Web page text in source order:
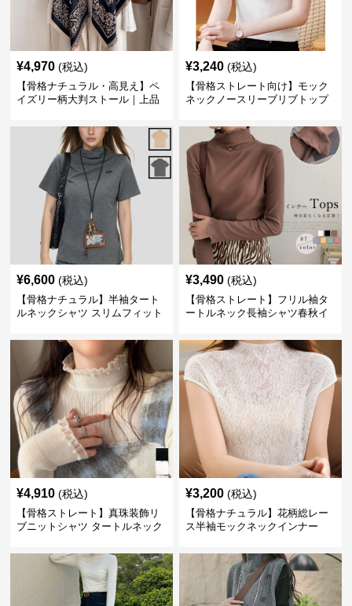
¥4,970 (税込)
【骨格ナチュラル・高見え】ペ
イズリー柄大判ストール｜上品
¥3,240 (税込)
【骨格ストレート向け】モック
ネックノースリーブリブトップ
¥6,600 (税込)
【骨格ナチュラル】半袖タート
ルネックシャツ スリムフィット
¥3,490 (税込)
【骨格ストレート】フリル袖タ
ートルネック長袖シャツ春秋イ
¥4,910 (税込)
【骨格ストレート】真珠装飾リ
ブニットシャツ タートルネック
¥3,200 (税込)
【骨格ナチュラル】花柄総レー
ス半袖モックネックインナー